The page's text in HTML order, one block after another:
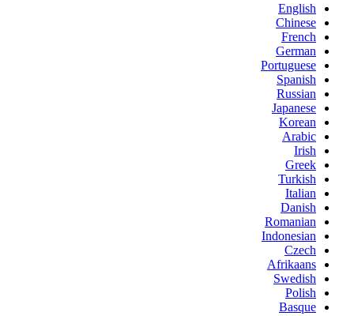
English
Chinese
French
German
Portuguese
Spanish
Russian
Japanese
Korean
Arabic
Irish
Greek
Turkish
Italian
Danish
Romanian
Indonesian
Czech
Afrikaans
Swedish
Polish
Basque